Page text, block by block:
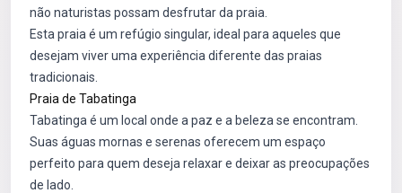
não naturistas possam desfrutar da praia.
Esta praia é um refúgio singular, ideal para aqueles que
desejam viver uma experiência diferente das praias
tradicionais.
Praia de Tabatinga
Tabatinga é um local onde a paz e a beleza se encontram.
Suas águas mornas e serenas oferecem um espaço
perfeito para quem deseja relaxar e deixar as preocupações
de lado.